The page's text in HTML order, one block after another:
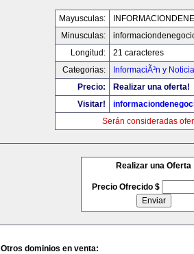
Mayusculas:
Minusculas:
Longitud:
21 caracteres
Categorias:
InformaciÃ³n y
Precio:
Realizar una oferta!
Visitar!
Serán consideradas
Realizar una Oferta
Precio Ofrecido $
Otros dominios en venta: